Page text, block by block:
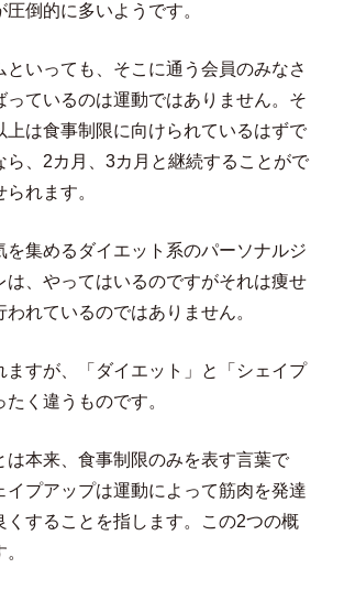
倒的に多いようです。
いっても、そこに通う会員のみなさ
っているのは運動ではありません。そ
上は食事制限に向けられているはずで
ら、2カ月、3カ月と継続することがで
れます。
集めるダイエット系のパーソナルジ
は、やってはいるのですがそれは痩せ
われているのではありません。
すが、「ダイエット」と「シェイプ
く違うものです。
本来、食事制限のみを表す言葉で
イプアップは運動によって筋肉を発達
くすることを指します。この2つの概